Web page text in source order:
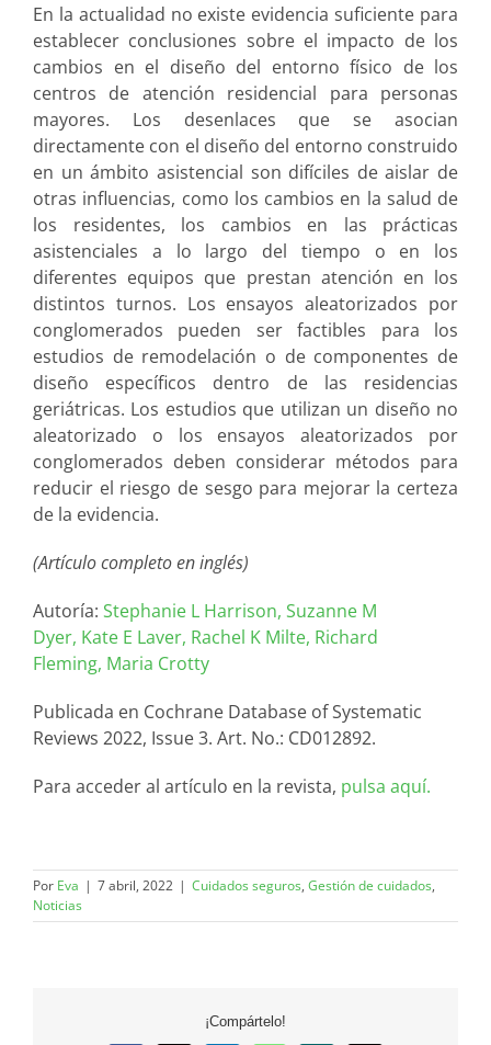
En la actualidad no existe evidencia suficiente para
establecer conclusiones sobre el impacto de los
cambios en el diseño del entorno físico de los
centros de atención residencial para personas
mayores. Los desenlaces que se asocian
directamente con el diseño del entorno construido
en un ámbito asistencial son difíciles de aislar de
otras influencias, como los cambios en la salud de
los residentes, los cambios en las prácticas
asistenciales a lo largo del tiempo o en los
diferentes equipos que prestan atención en los
distintos turnos. Los ensayos aleatorizados por
conglomerados pueden ser factibles para los
estudios de remodelación o de componentes de
diseño específicos dentro de las residencias
geriátricas. Los estudios que utilizan un diseño no
aleatorizado o los ensayos aleatorizados por
conglomerados deben considerar métodos para
reducir el riesgo de sesgo para mejorar la certeza
de la evidencia.
(Artículo completo en inglés)
Autoría: Stephanie L Harrison, Suzanne M
Dyer, Kate E Laver, Rachel K Milte, Richard
Fleming, Maria Crotty
Publicada en Cochrane Database of Systematic
Reviews 2022, Issue 3. Art. No.: CD012892.
Para acceder al artículo en la revista, pulsa aquí.
Por Eva | 7 abril, 2022 | Cuidados seguros, Gestión de cuidados,
Noticias
¡Compártelo!